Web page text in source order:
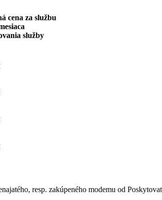
cena za službu
služby
resp. zakúpeného modemu od